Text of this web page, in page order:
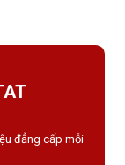
đẳng cấp mỗi